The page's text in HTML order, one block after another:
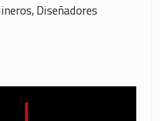
Diseñadores